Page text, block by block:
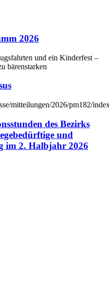
2026
und ein Kinderfest –
bärenstarken
mitteilungen/2026/pm182/
des Bezirks
und
im 2. Halbjahr 2026